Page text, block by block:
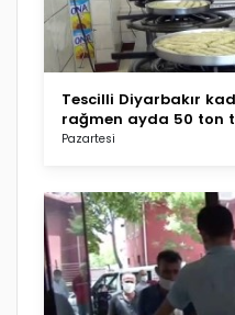
Tescilli Diyarbakır
rağmen ayda 50 ton
Pazartesi